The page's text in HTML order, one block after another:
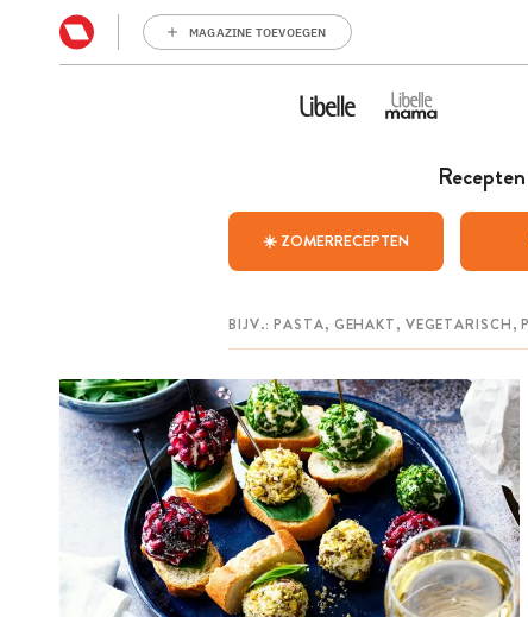
MAGAZINE TOEVOEGEN
Recepten
☀️ ZOMERRECEPTEN